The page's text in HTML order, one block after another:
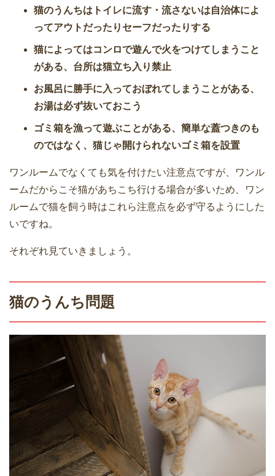
猫のうんちはトイレに流す・流さないは自治体によ
ってアウトだったりセーフだったりする
猫によってはコンロで遊んで火をつけてしまうこと
がある、台所は猫立ち入り禁止
お風呂に勝手に入っておぼれてしまうことがある、
お湯は必ず抜いておこう
ゴミ箱を漁って遊ぶことがある、簡単な蓋つきのも
のではなく、猫じゃ開けられないゴミ箱を設置
ワンルームでなくても気を付けたい注意点ですが、ワンル
ームだからこそ猫があちこち行ける場合が多いため、ワン
ルームで猫を飼う時はこれら注意点を必ず守るようにした
いですね。
それぞれ見ていきましょう。
猫のうんち問題